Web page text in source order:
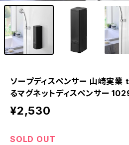
ソープディスペンサー 山崎実
るマグネットディスペンサー
¥2,530
SOLD OUT